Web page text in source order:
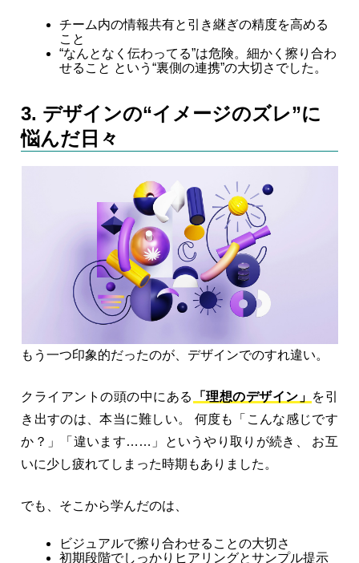
チーム内の情報共有と引き継ぎの精度を高める
こと
“なんとなく伝わってる”は危険。細かく擦り合わ
せること という“裏側の連携”の大切さでした。
3. デザインの“イメージのズレ”に
悩んだ日々
もう一つ印象的だったのが、デザインでのすれ違い。
クライアントの頭の中にある 「理想のデザイン」 を引
き出すのは、本当に難しい。 何度も「こんな感じです
か？」「違います……」というやり取りが続き、 お互
いに少し疲れてしまった時期もありました。
でも、そこから学んだのは、
ビジュアルで擦り合わせることの大切さ
初期段階でしっかりヒアリングとサンプル提示